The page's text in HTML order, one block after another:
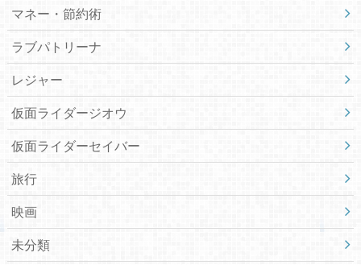
マネー・節約術
ラブパトリーナ
レジャー
仮面ライダージオウ
仮面ライダーセイバー
旅行
映画
未分類